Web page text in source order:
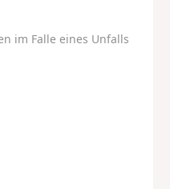
im Falle eines Unfalls